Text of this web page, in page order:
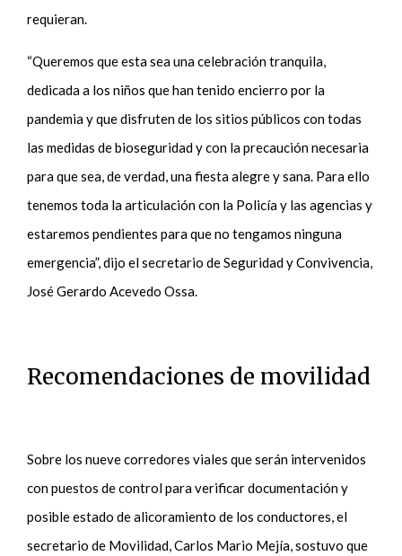
requieran.
“Queremos que esta sea una celebración tranquila,
dedicada a los niños que han tenido encierro por la
pandemia y que disfruten de los sitios públicos con todas
las medidas de bioseguridad y con la precaución necesaria
para que sea, de verdad, una fiesta alegre y sana. Para ello
tenemos toda la articulación con la Policía y las agencias y
estaremos pendientes para que no tengamos ninguna
emergencia”, dijo el secretario de Seguridad y Convivencia,
José Gerardo Acevedo Ossa.
Recomendaciones de movilidad
Sobre los nueve corredores viales que serán intervenidos
con puestos de control para verificar documentación y
posible estado de alicoramiento de los conductores, el
secretario de Movilidad, Carlos Mario Mejía, sostuvo que